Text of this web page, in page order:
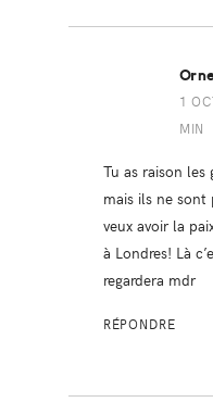
1
MIN
Tu as raison les
mais ils ne sont
veux avoir la
à Londres! Là
regardera mdr
RÉPONDRE